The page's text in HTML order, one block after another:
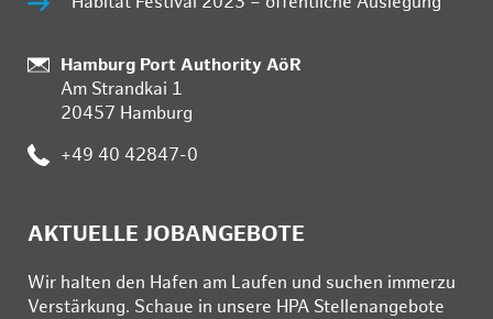
:
Hamburg Port Authority AöR
Am Strandkai 1
20457 Hamburg
: +49 40 42847-0
AKTUELLE JOBANGEBOTE
Wir hal­ten den Ha­fen am Lau­fen und su­chen im­mer­zu
Ver­stär­kung. Schau­e in un­se­re HPA Stel­len­an­ge­bo­te